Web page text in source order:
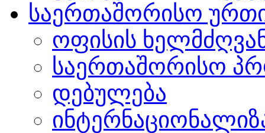
საერთაშორისო
ოფისის
საერთაშორისო
დებულება